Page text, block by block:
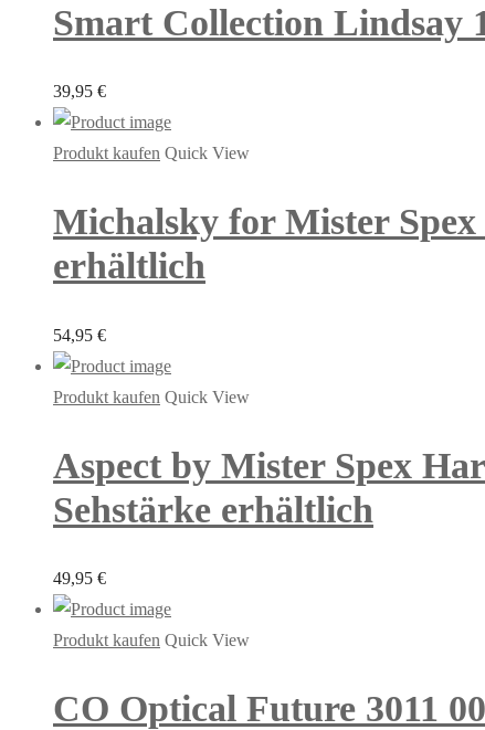
Smart Collection Lindsay
39,95 €
Produkt kaufen Quick View
Michalsky for Mister Spex
erhältlich
54,95 €
Produkt kaufen Quick View
Aspect by Mister Spex
Sehstärke erhältlich
49,95 €
Produkt kaufen Quick View
CO Optical Future 3011